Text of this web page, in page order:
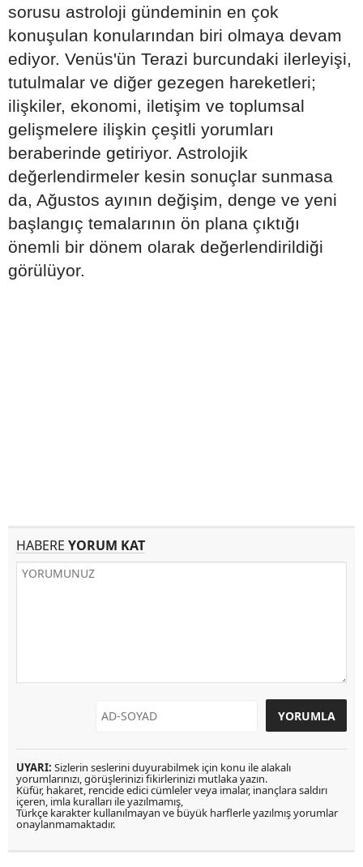
sorusu astroloji gündeminin en çok
konuşulan konularından biri olmaya devam
ediyor. Venüs'ün Terazi burcundaki ilerleyişi,
tutulmalar ve diğer gezegen hareketleri;
ilişkiler, ekonomi, iletişim ve toplumsal
gelişmelere ilişkin çeşitli yorumları
beraberinde getiriyor. Astrolojik
değerlendirmeler kesin sonuçlar sunmasa
da, Ağustos ayının değişim, denge ve yeni
başlangıç temalarının ön plana çıktığı
önemli bir dönem olarak değerlendirildiği
görülüyor.
HABERE YORUM KAT
UYARI: Sizlerin seslerini duyurabilmek için konu ile alakalı
yorumlarınızı, görüşlerinizi fikirlerinizi mutlaka yazın.
Küfür, hakaret, rencide edici cümleler veya imalar, inançlara saldırı
içeren, imla kuralları ile yazılmamış,
Türkçe karakter kullanılmayan ve büyük harflerle yazılmış yorumlar
onaylanmamaktadır.